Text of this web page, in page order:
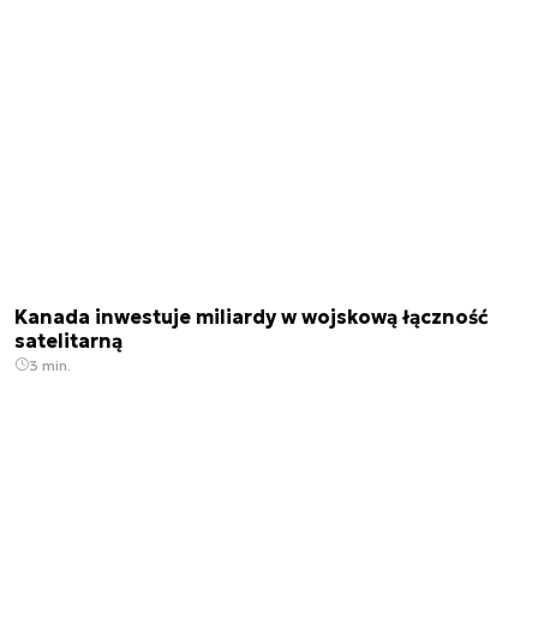
Kanada inwestuje miliardy w wojskową łączność
satelitarną
3 min.